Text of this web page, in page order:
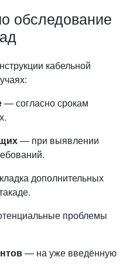
обследование
кабельной
— согласно срокам
— при выявлении
дополнительных
проблемы
— на уже введённую